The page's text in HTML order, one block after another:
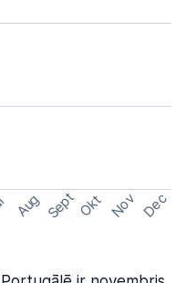
Aug Sept Okt Nov Dec